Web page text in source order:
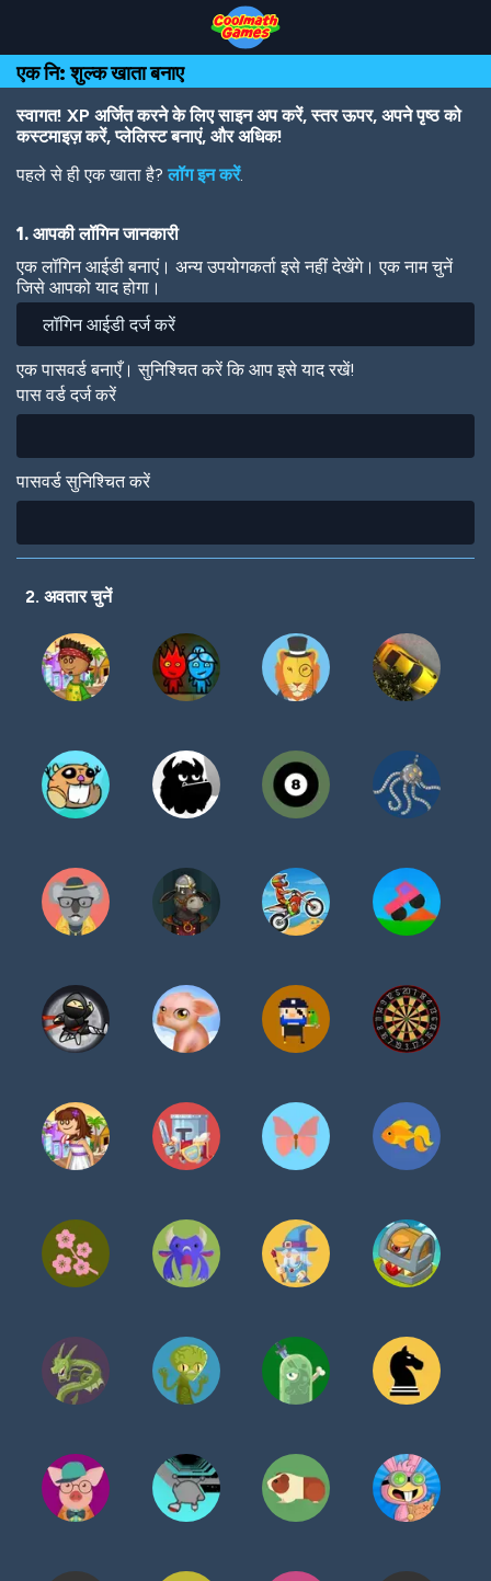
Top
of
Page
Navigation
Main
Content
Footer
main
content
एक नि: शुल्क खाता बनाए
स्वागत! XP अर्जित करने के लिए साइन अप करें, स्तर ऊपर, अपने पृष्ठ को
कस्टमाइज़ करें, प्लेलिस्ट बनाएं, और अधिक!
पहले से ही एक खाता है?लॉग इन करें.
1. आपकी लॉगिन जानकारी
एक लॉगिन आईडी बनाएं। अन्य उपयोगकर्ता इसे नहीं देखेंगे। एक नाम चुनें
जिसे आपको याद होगा।
एक पासवर्ड बनाएँ। सुनिश्चित करें कि आप इसे याद रखें!
पास वर्ड दर्ज करें
पासवर्ड सुनिश्चित करें
2. अवतार चुनें